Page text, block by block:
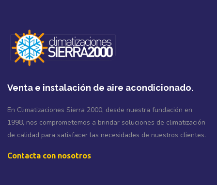
Venta e instalación de aire acondicionado.
En Climatizaciones Sierra 2000, desde nuestra fundación en
1998, nos comprometemos a brindar soluciones de climatización
de calidad para satisfacer las necesidades de nuestros clientes.
Contacta con nosotros